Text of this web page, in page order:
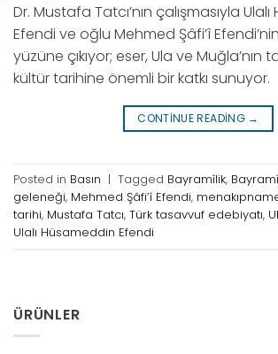
Dr. Mustafa Tatcı’nın çalışmasıyla
Efendi ve oğlu Mehmed Şâfi’î
yüzüne çıkıyor; eser, Ula ve Muğla’nın
kültür tarihine önemli bir katkı sunuyor.
CONTINUE READING →
Posted in Basın | Tagged Bayramîlik,
geleneği, Mehmed Şâfi’î Efendi,
tarihi, Mustafa Tatcı, Türk tasavvuf edebiyatı,
Ulalı Hüsameddin Efendi
ÜRÜNLER